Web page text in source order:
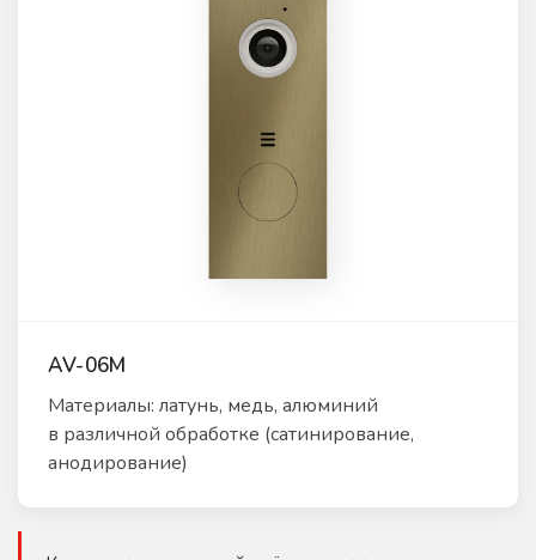
AV-06M
Материалы: латунь, медь, алюминий
в различной обработке (сатинирование,
анодирование)